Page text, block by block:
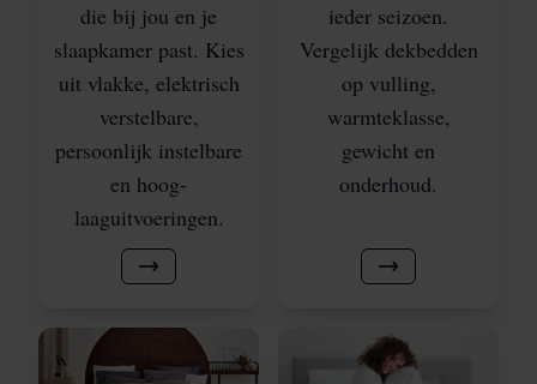
die bij jou en je
slaapkamer past. Kies
uit vlakke, elektrisch
verstelbare,
persoonlijk instelbare
en hoog-
laaguitvoeringen.
ieder seizoen.
Vergelijk dekbedden
op vulling,
warmteklasse,
gewicht en
onderhoud.